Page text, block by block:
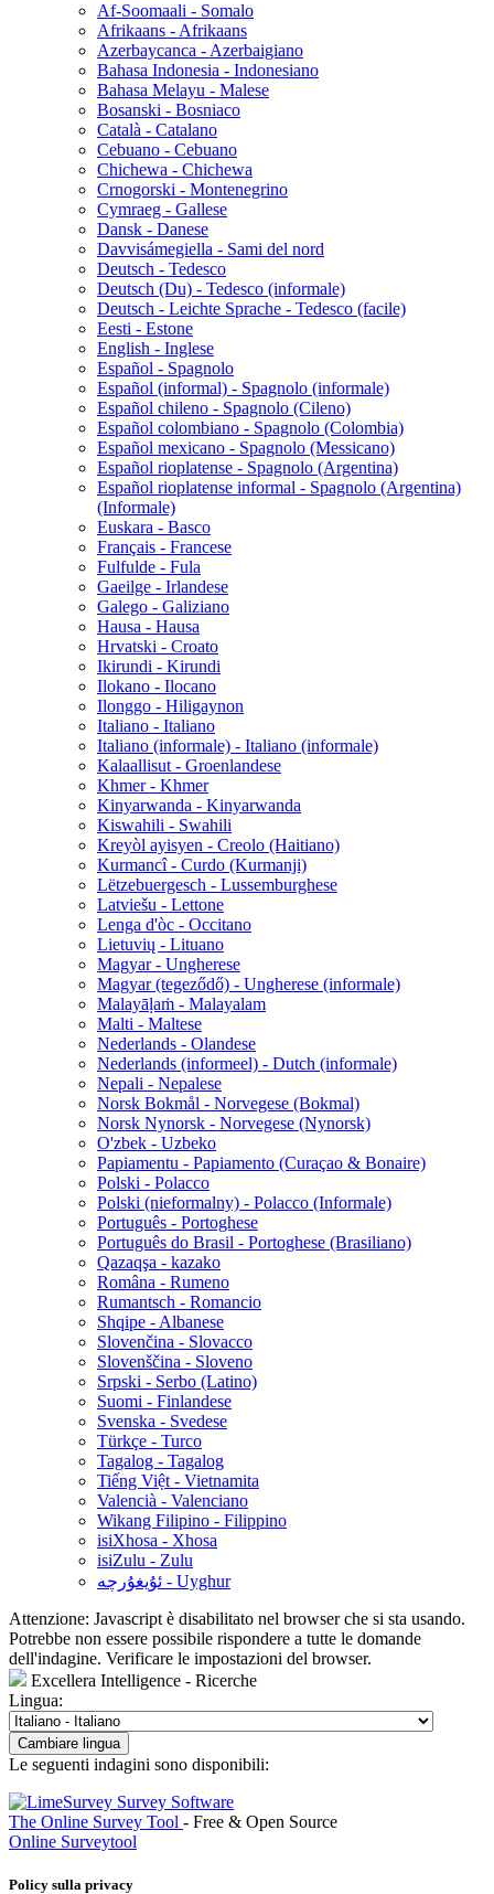
Af-Soomaali - Somalo
Afrikaans - Afrikaans
Azerbaycanca - Azerbaigiano
Bahasa Indonesia - Indonesiano
Bahasa Melayu - Malese
Bosanski - Bosniaco
Català - Catalano
Cebuano - Cebuano
Chichewa - Chichewa
Crnogorski - Montenegrino
Cymraeg - Gallese
Dansk - Danese
Davvisámegiella - Sami del nord
Deutsch - Tedesco
Deutsch (Du) - Tedesco (informale)
Deutsch - Leichte Sprache - Tedesco (facile)
Eesti - Estone
English - Inglese
Español - Spagnolo
Español (informal) - Spagnolo (informale)
Español chileno - Spagnolo (Cileno)
Español colombiano - Spagnolo (Colombia)
Español mexicano - Spagnolo (Messicano)
Español rioplatense - Spagnolo (Argentina)
Español rioplatense informal - Spagnolo (Argentina)
(Informale)
Euskara - Basco
Français - Francese
Fulfulde - Fula
Gaeilge - Irlandese
Galego - Galiziano
Hausa - Hausa
Hrvatski - Croato
Ikirundi - Kirundi
Ilokano - Ilocano
Ilonggo - Hiligaynon
Italiano - Italiano
Italiano (informale) - Italiano (informale)
Kalaallisut - Groenlandese
Khmer - Khmer
Kinyarwanda - Kinyarwanda
Kiswahili - Swahili
Kreyòl ayisyen - Creolo (Haitiano)
Kurmancî - Curdo (Kurmanji)
Lëtzebuergesch - Lussemburghese
Latviešu - Lettone
Lenga d'òc - Occitano
Lietuvių - Lituano
Magyar - Ungherese
Magyar (tegeződő) - Ungherese (informale)
Malayāḷaṁ - Malayalam
Malti - Maltese
Nederlands - Olandese
Nederlands (informeel) - Dutch (informale)
Nepali - Nepalese
Norsk Bokmål - Norvegese (Bokmal)
Norsk Nynorsk - Norvegese (Nynorsk)
O'zbek - Uzbeko
Papiamentu - Papiamento (Curaçao & Bonaire)
Polski - Polacco
Polski (nieformalny) - Polacco (Informale)
Português - Portoghese
Português do Brasil - Portoghese (Brasiliano)
Qazaqşa - kazako
Româna - Rumeno
Rumantsch - Romancio
Shqipe - Albanese
Slovenčina - Slovacco
Slovenščina - Sloveno
Srpski - Serbo (Latino)
Suomi - Finlandese
Svenska - Svedese
Türkçe - Turco
Tagalog - Tagalog
Tiếng Việt - Vietnamita
Valencià - Valenciano
Wikang Filipino - Filippino
isiXhosa - Xhosa
isiZulu - Zulu
ئۇيغۇرچە - Uyghur
Attenzione: Javascript è disabilitato nel browser che si sta usando.
Potrebbe non essere possibile rispondere a tutte le domande
dell'indagine. Verificare le impostazioni del browser.
Excellera Intelligence - Ricerche
Lingua:
Cambiare lingua
Le seguenti indagini sono disponibili:
The Online Survey Tool - Free & Open Source
Online Surveytool
Policy sulla privacy